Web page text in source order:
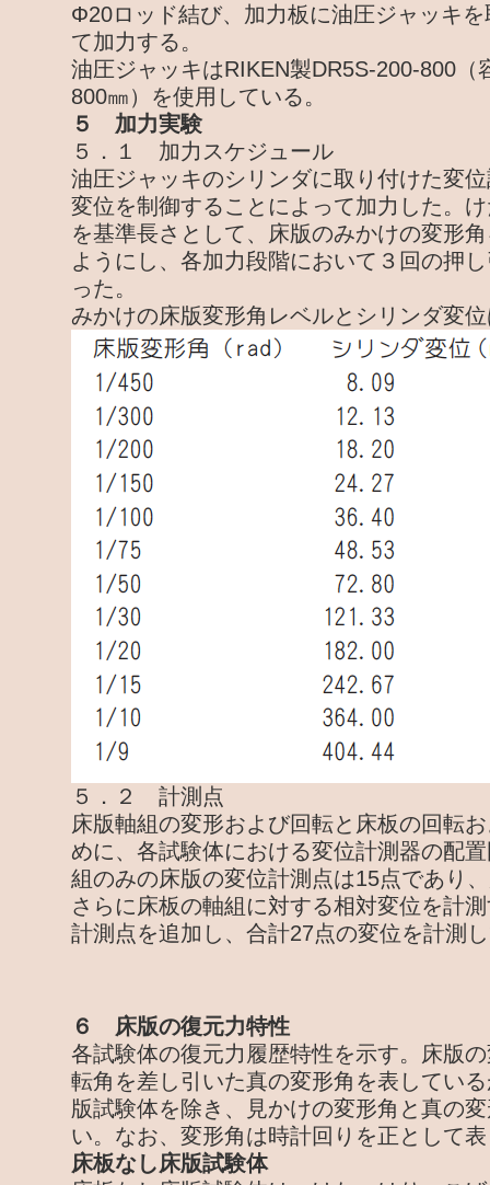
Φ20ロッド結び、加力板に油圧ジャッキ
て加力する。
油圧ジャッキはRIKEN製DR5S-200-800（
800㎜）を使用している。
５ 加力実験
５．１ 加力スケジュール
油圧ジャッキのシリンダに取り付けた変
変位を制御することによって加力した。
を基準長さとして、床版のみかけの変形
ようにし、各加力段階において３回の押
った。
みかけの床版変形角レベルとシリンダ変
５．２ 計測点
床版軸組の変形および回転と床板の回転
めに、各試験体における変位計測器の配
組のみの床版の変位計測点は15点であり
さらに床板の軸組に対する相対変位を計
計測点を追加し、合計27点の変位を計測
６ 床版の復元力特性
各試験体の復元力履歴特性を示す。床版
転角を差し引いた真の変形角を表してい
版試験体を除き、見かけの変形角と真の
い。なお、変形角は時計回りを正として
床板なし床版試験体